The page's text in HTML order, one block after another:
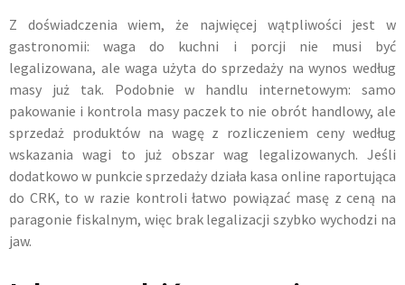
Z doświadczenia wiem, że najwięcej wątpliwości jest w
gastronomii: waga do kuchni i porcji nie musi być
legalizowana, ale waga użyta do sprzedaży na wynos według
masy już tak. Podobnie w handlu internetowym: samo
pakowanie i kontrola masy paczek to nie obrót handlowy, ale
sprzedaż produktów na wagę z rozliczeniem ceny według
wskazania wagi to już obszar wag legalizowanych. Jeśli
dodatkowo w punkcie sprzedaży działa kasa online raportująca
do CRK, to w razie kontroli łatwo powiązać masę z ceną na
paragonie fiskalnym, więc brak legalizacji szybko wychodzi na
jaw.